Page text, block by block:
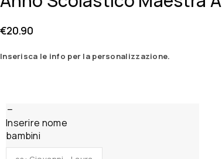
€20.90
Inserisca le info per la personalizzazione.
Inserire nome
bambini